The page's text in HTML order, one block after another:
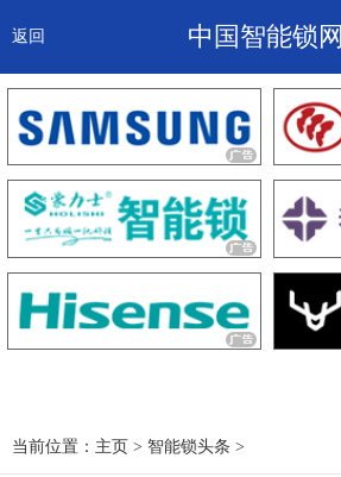
返回 中国智能锁网
智能锁头条
诚信企业
产品
大咖秀
关于我们
当前位置： 主页 > 智能锁头条 >